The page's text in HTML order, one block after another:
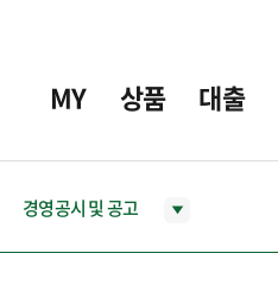
MY 상품 대출
경영공시 및 공고